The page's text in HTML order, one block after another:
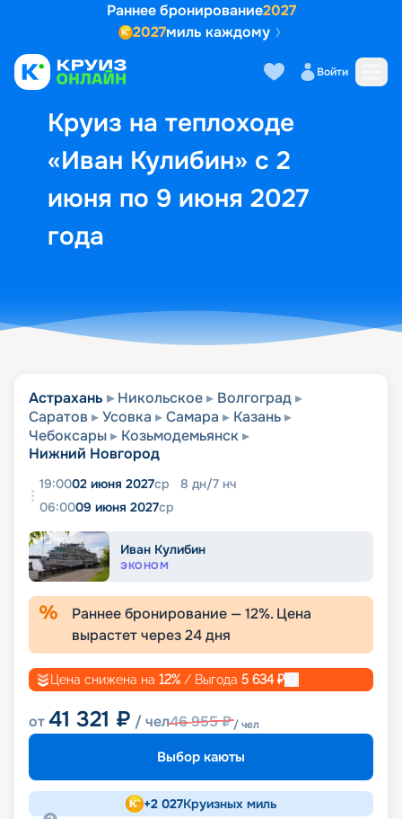
Раннее бронирование2027
2027миль каждому
Войти
Круиз на теплоходе
«Иван Кулибин» с 2
июня по 9 июня 2027
года
Выбор кают Маршрут и
Астрахань Никольское
Волгоград
Саратов
Усовка Самара
Казань
Чебоксары
Козьмодемьянск
Нижний Новгород
19:0002 июня 2027ср 8 дн/7 нч
06:0009 июня 2027ср
Иван Кулибин
ЭКОНОМ
Раннее бронирование —12%. Цена
вырастет через24дня
Цена снижена на 12% / Выгода 5 634 ₽
от41 321 ₽ / чел46 955₽/ чел
Выбор каюты
+2 027Круизных миль